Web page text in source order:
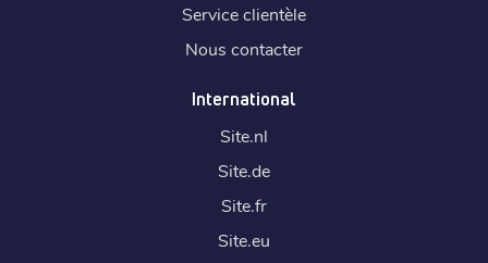
Service clientèle
Nous contacter
International
Site.nl
Site.de
Site.fr
Site.eu